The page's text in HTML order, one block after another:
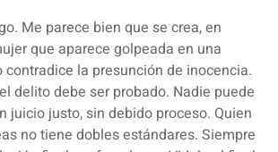
Me parece bien que se crea, en
que aparece golpeada en una
contradice la presunción de inocencia.
delito debe ser probado. Nadie puede
juicio justo, sin debido proceso. Quien
no tiene dobles estándares. Siempre